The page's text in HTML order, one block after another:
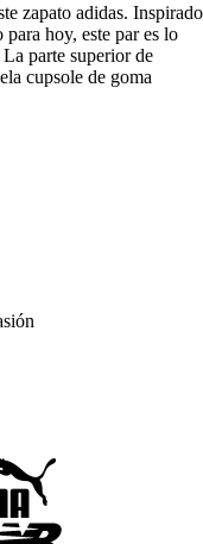
zapato adidas. Inspirado
para hoy, este par es lo
parte superior de
cupsole de goma